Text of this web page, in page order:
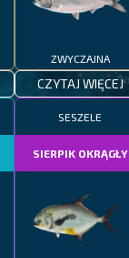
ZWYCZAJNA
CZYTAJ WIĘCEJ
SESZELE
SIERPIK OKRĄGŁY